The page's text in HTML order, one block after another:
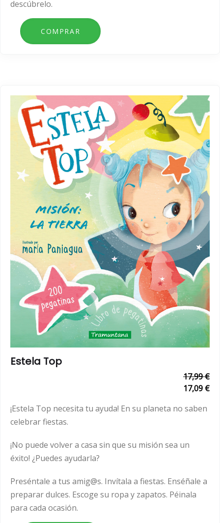
descúbrelo.
Estela Top
17,99 €
17,09 €
¡Estela Top necesita tu ayuda! En su planeta no saben
celebrar fiestas.
¡No puede volver a casa sin que su misión sea un
éxito! ¿Puedes ayudarla?
Preséntale a tus amig@s. Invítala a fiestas. Enséñale a
preparar dulces. Escoge su ropa y zapatos. Péinala
para cada ocasión.